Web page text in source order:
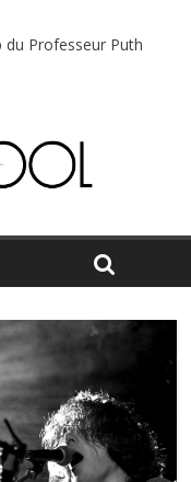
du Professeur Puth
musique indépendant
en hausse
entre chaleur et bonne
bière, métal et